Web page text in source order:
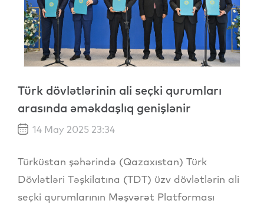
Türk dövlətlərinin ali seçki qurumları
arasında əməkdaşlıq genişlənir
14 May 2025 23:34
Türküstan şəhərində (Qazaxıstan) Türk
Dövlətləri Təşkilatına (TDT) üzv dövlətlərin ali
seçki qurumlarının Məşvərət Platforması